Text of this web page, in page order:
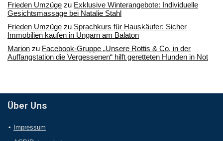
Frieden Umzüge zu Exklusive Winterangebote: Individuelle
Gesichtsmassage bei Natalie Stahl
Frieden Umzüge zu Sprachkurs für Hauskäufer: Sicher
Immobilien kaufen in Ungarn am Balaton
Marion zu Facebook-Gruppe „Unsere Rottis & Co, in der
Auffangstation die Vergessenen“ hilft geretteten Hunden in Not
Über Uns
Impressum